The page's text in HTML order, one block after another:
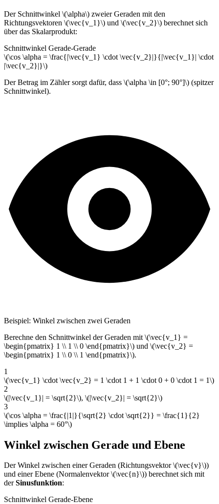
Der Schnittwinkel \(\alpha\) zweier Geraden mit den
Richtungsvektoren \(\vec{v_1}\) und \(\vec{v_2}\) berechnet sich
über das Skalarprodukt:
Schnittwinkel Gerade-Gerade
\(\cos \alpha = \frac{|\vec{v_1} \cdot \vec{v_2}|}{|\vec{v_1}| \cdot
|\vec{v_2}|}\)
Der Betrag im Zähler sorgt dafür, dass \(\alpha \in [0°; 90°]\) (spitzer
Schnittwinkel).
Beispiel: Winkel zwischen zwei Geraden
Berechne den Schnittwinkel der Geraden mit \(\vec{v_1} =
\begin{pmatrix} 1 \\ 1 \\ 0 \end{pmatrix}\) und \(\vec{v_2} =
\begin{pmatrix} 1 \\ 0 \\ 1 \end{pmatrix}\).
1
\(\vec{v_1} \cdot \vec{v_2} = 1 \cdot 1 + 1 \cdot 0 + 0 \cdot 1 = 1\)
2
\(|\vec{v_1}| = \sqrt{2}\), \(|\vec{v_2}| = \sqrt{2}\)
3
\(\cos \alpha = \frac{|1|}{\sqrt{2} \cdot \sqrt{2}} = \frac{1}{2}
\implies \alpha = 60°\)
Winkel zwischen Gerade und Ebene
Der Winkel zwischen einer Geraden (Richtungsvektor \(\vec{v}\))
und einer Ebene (Normalenvektor \(\vec{n}\)) berechnet sich mit
derSinusfunktion:
Schnittwinkel Gerade-Ebene